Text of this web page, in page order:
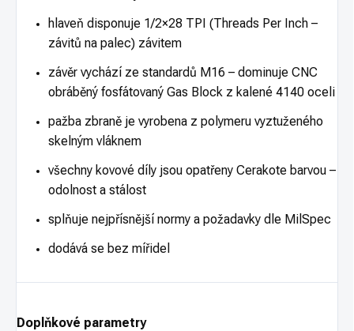
hlaveň disponuje 1/2×28 TPI (Threads Per Inch –
závitů na palec) závitem
závěr vychází ze standardů M16 – dominuje CNC
obráběný fosfátovaný Gas Block z kalené 4140 oceli
pažba zbraně je vyrobena z polymeru vyztuženého
skelným vláknem
všechny kovové díly jsou opatřeny Cerakote barvou –
odolnost a stálost
splňuje nejpřísnější normy a požadavky dle MilSpec
dodává se bez mířidel
Doplňkové parametry